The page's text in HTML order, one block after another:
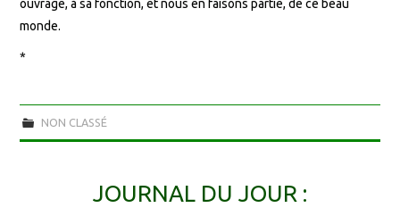
ouvrage, à sa fonction, et nous en faisons partie, de ce beau
monde.
*
NON CLASSÉ
JOURNAL DU JOUR :